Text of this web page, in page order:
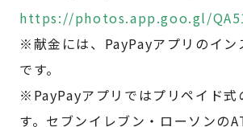
https://photos.app.goo.gl/
※献金には、PayPayアプリのイン
です。
※PayPayアプリではプリペイド式
す。セブンイレブン・ローソンの